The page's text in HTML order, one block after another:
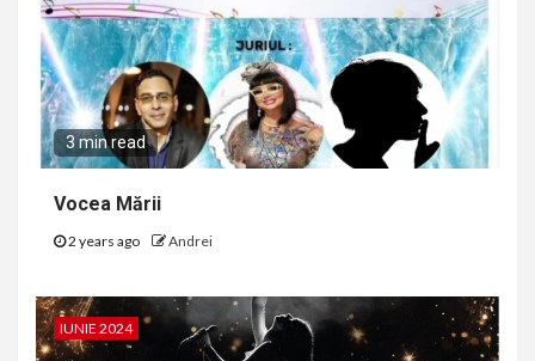
3 min read
Vocea Mării
2 years ago Andrei
IUNIE 2024